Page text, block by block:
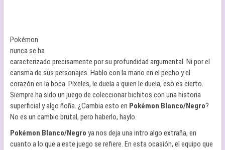
Pokémon
nunca se ha
caracterizado precisamente por su profundidad argumental. Ni por el
carisma de sus personajes. Hablo con la mano en el pecho y el
corazón en la boca. Píxeles, le duela a quien le duela, eso es cierto.
Siempre ha sido un juego de coleccionar bichitos con una historia
superficial y algo ñoña. ¿Cambia esto en Pokémon Blanco/Negro?
No es un cambio brutal, pero haberlo, haylo.
Pokémon Blanco/Negro ya nos deja una intro algo extraña, en
cuanto a lo que a este juego se refiere. En esta ocasión, el equipo que